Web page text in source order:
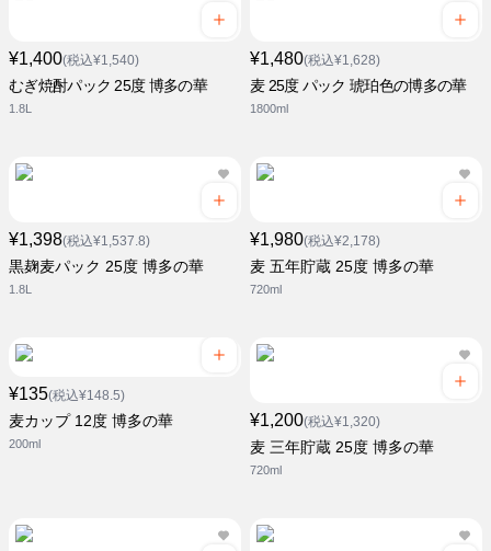
¥1,400(税込¥1,540)
むぎ焼酎パック 25度 博多の華
1.8L
¥1,480(税込¥1,628)
麦 25度 パック 琥珀色の博多の華
1800ml
¥1,398(税込¥1,537.8)
黒麹麦パック 25度 博多の華
1.8L
¥1,980(税込¥2,178)
麦 五年貯蔵 25度 博多の華
720ml
¥135(税込¥148.5)
麦カップ 12度 博多の華
200ml
¥1,200(税込¥1,320)
麦 三年貯蔵 25度 博多の華
720ml